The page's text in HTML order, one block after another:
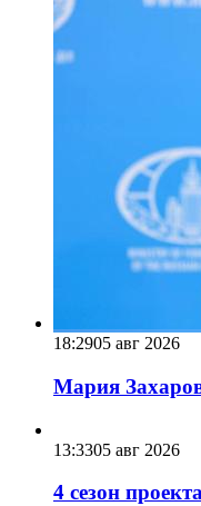
18:2905 авг 2026
Мария
13:3305 авг 2026
4 сезон